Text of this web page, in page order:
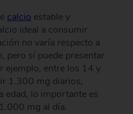
calcio estable y
ideal a consumir
no varía respecto a
pero sí puede presentar
ejemplo, entre los 14 y
1.300 mg diarios,
edad, lo importante es
mg al día.